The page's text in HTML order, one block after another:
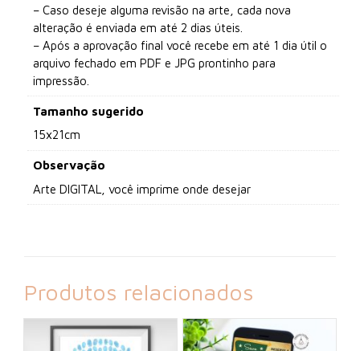
– Caso deseje alguma revisão na arte, cada nova
alteração é enviada em até 2 dias úteis.
– Após a aprovação final você recebe em até 1 dia útil o
arquivo fechado em PDF e JPG prontinho para
impressão.
Tamanho sugerido
15x21cm
Observação
Arte DIGITAL, você imprime onde desejar
Produtos relacionados